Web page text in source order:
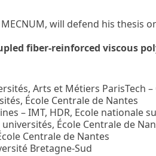
will defend his thesis
fiber-reinforced viscous
Arts et Métiers ParisTech
École Centrale de Nantes
– IMT, HDR, Ecole nationale
École Centrale de
Centrale de Nantes
Bretagne-Sud